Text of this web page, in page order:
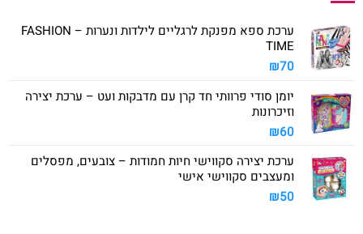
ערכת ספא מפנקת לרגליים לילדות ונערות – FASHION
TIME
₪70
יומן סודי פרוותי חד קרן עם מדבקות ועט – ערכת יצירה
וזיכרונות
₪60
ערכת יצירה סקווישי חיות חמודות – צובעים, מפסלים
ומעצבים סקווישי אישי
₪50